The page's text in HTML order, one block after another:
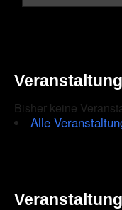
Bisher keine
Alle